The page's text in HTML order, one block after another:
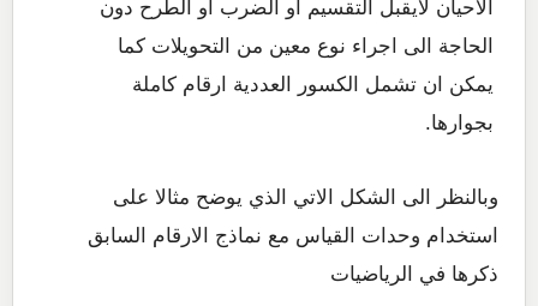
الاحيان لايقبل التقسيم او الضرب او الطرح دون
الحاجة الى اجراء نوع معين من التحويلات كما
يمكن ان تشمل الكسور العددية ارقام كاملة
بجوارها.
وبالنظر الى الشكل الاتي الذي يوضح مثالا على
استخدام وحدات القياس مع نماذج الارقام السابق
ذكرها في الرياضيات